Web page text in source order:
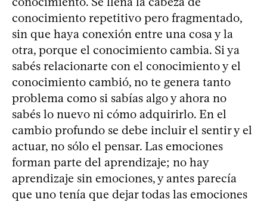
conocimiento repetitivo pero fragmentado,
sin que haya conexión entre una cosa y la
otra, porque el conocimiento cambia. Si ya
sabés relacionarte con el conocimiento y el
conocimiento cambió, no te genera tanto
problema como si sabías algo y ahora no
sabés lo nuevo ni cómo adquirirlo. En el
cambio profundo se debe incluir el sentir y el
actuar, no sólo el pensar. Las emociones
forman parte del aprendizaje; no hay
aprendizaje sin emociones, y antes parecía
que uno tenía que dejar todas las emociones